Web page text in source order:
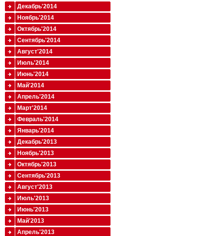
Декабрь'2014
Ноябрь'2014
Октябрь'2014
Сентябрь'2014
Август'2014
Июль'2014
Июнь'2014
Май'2014
Апрель'2014
Март'2014
Февраль'2014
Январь'2014
Декабрь'2013
Ноябрь'2013
Октябрь'2013
Сентябрь'2013
Август'2013
Июль'2013
Июнь'2013
Май'2013
Апрель'2013